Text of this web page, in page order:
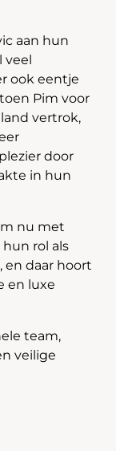
aan hun
veel
ook eentje
Pim voor
vertrok,
door
in hun
nu met
rol als
en daar hoort
en luxe
team,
veilige